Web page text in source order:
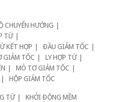
CHUYỂN HƯỚNG
TỪ
KẾT HỢP
ĐẦU GIẢM TỐC
GIẢM TỐC
LY HỢP TỪ
MÔ TƠ GIẢM TỐC
HỘP GIẢM TỐC
TỪ
KHỞI ĐỘNG MỀM